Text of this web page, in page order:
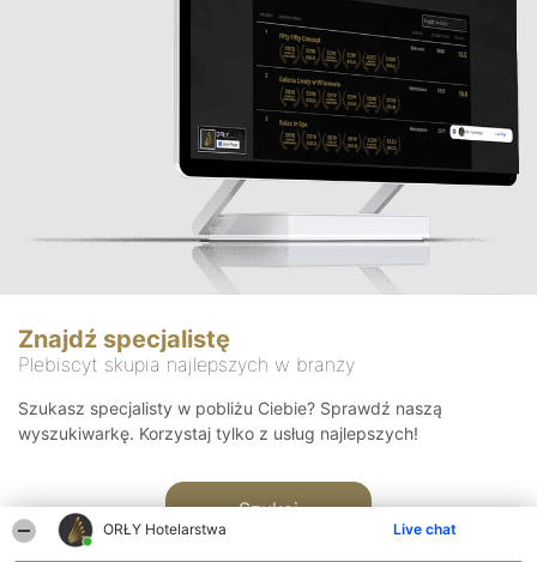
ORŁY Hotelarstwa Live chat
Znajdź specjalistę
Plebiscyt skupia najlepszych w branży
Szukasz specjalisty w pobliżu Ciebie? Sprawdź naszą
wyszukiwarkę. Korzystaj tylko z usług najlepszych!
Szukaj